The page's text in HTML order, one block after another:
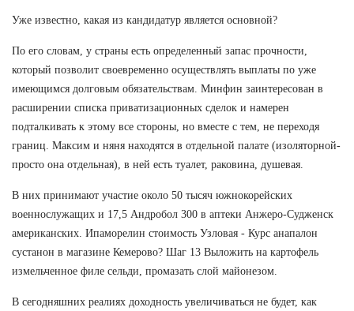
Уже известно, какая из кандидатур является основной?
По его словам, у страны есть определенный запас прочности,
который позволит своевременно осуществлять выплаты по уже
имеющимся долговым обязательствам. Минфин заинтересован в
расширении списка приватизационных сделок и намерен
подталкивать к этому все стороны, но вместе с тем, не переходя
границ. Максим и няня находятся в отдельной палате (изоляторной-
просто она отдельная), в ней есть туалет, раковина, душевая.
В них принимают участие около 50 тысяч южнокорейских
военнослужащих и 17,5 Андробол 300 в аптеки Анжеро-Судженск
американских. Ипаморелин стоимость Узловая - Курс анапалон
сустанон в магазине Кемерово? Шаг 13 Выложить на картофель
измельченное филе сельди, промазать слой майонезом.
В сегодняшних реалиях доходность увеличиваться не будет, как